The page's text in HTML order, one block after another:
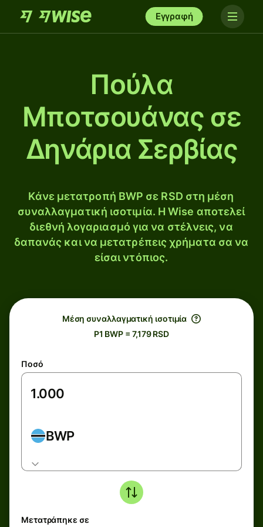
Εγγραφή
Πούλα
Μποτσουάνας σε
Δηνάρια Σερβίας
Κάνε μετατροπή BWP σε RSD στη μέση
συναλλαγματική ισοτιμία. Η Wise αποτελεί
διεθνή λογαριασμό για να στέλνεις, να
δαπανάς και να μετατρέπεις χρήματα σα να
είσαι ντόπιος.
Μέση συναλλαγματική ισοτιμία
P1 BWP = 7,179 RSD
Ποσό
BWP
Μετατράπηκε σε